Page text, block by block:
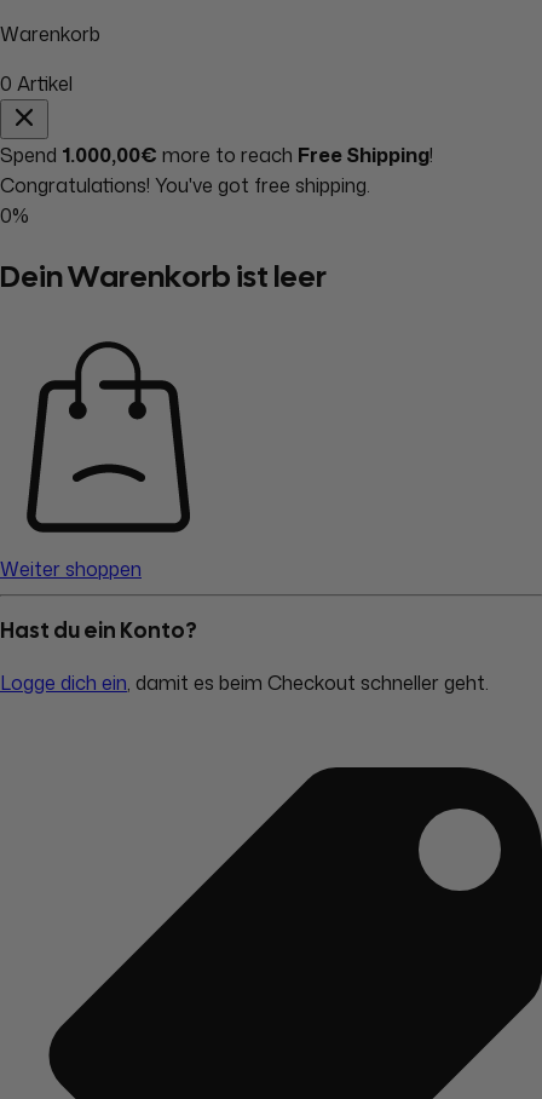
Warenkorb
0 Artikel
Spend 1.000,00€ more to reach Free Shipping!
Congratulations! You've got free shipping.
0%
Dein Warenkorb ist leer
Weiter shoppen
Hast du ein Konto?
Logge dich ein, damit es beim Checkout schneller geht.